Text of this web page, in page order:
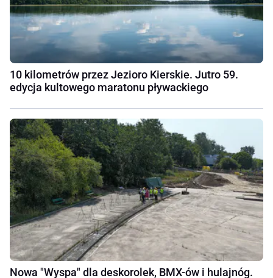
10 kilometrów przez Jezioro Kierskie. Jutro 59.
edycja kultowego maratonu pływackiego
Nowa "Wyspa" dla deskorolek, BMX-ów i hulajnóg.